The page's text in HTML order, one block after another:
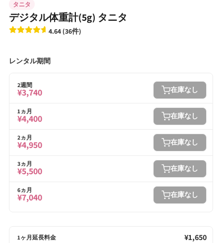
ィ
ア
く
タニタ
デジタル体重計(5g) タニタ
4.64 (36件)
レンタル期間
2週間
¥3,740 在庫なし
1ヵ月
¥4,400 在庫なし
2ヵ月
¥4,950 在庫なし
3ヵ月
¥5,500 在庫なし
6ヵ月
¥7,040 在庫なし
1ヶ月延長料金 ¥1,650